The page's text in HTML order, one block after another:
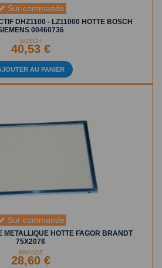
Sur commande
DHZ1100 - LZ11000 HOTTE BOSCH
00460736
BOSCH
40,53 €
AU PANIER
Sur commande
METALLIQUE HOTTE FAGOR BRANDT
75X2076
BRANDT
28,60 €